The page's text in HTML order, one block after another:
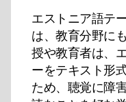
エストニア語テ
は、教育分野に
授や教育者は、
ーをテキスト形
ため、聴覚に障